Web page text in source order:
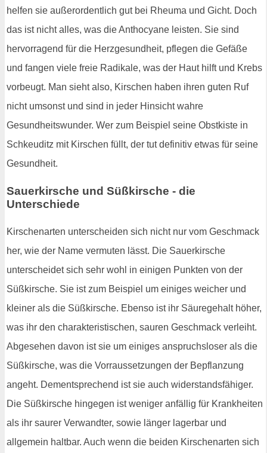
helfen sie außerordentlich gut bei Rheuma und Gicht. Doch
das ist nicht alles, was die Anthocyane leisten. Sie sind
hervorragend für die Herzgesundheit, pflegen die Gefäße
und fangen viele freie Radikale, was der Haut hilft und Krebs
vorbeugt. Man sieht also, Kirschen haben ihren guten Ruf
nicht umsonst und sind in jeder Hinsicht wahre
Gesundheitswunder. Wer zum Beispiel seine Obstkiste in
Schkeuditz mit Kirschen füllt, der tut definitiv etwas für seine
Gesundheit.
Sauerkirsche und Süßkirsche - die
Unterschiede
Kirschenarten unterscheiden sich nicht nur vom Geschmack
her, wie der Name vermuten lässt. Die Sauerkirsche
unterscheidet sich sehr wohl in einigen Punkten von der
Süßkirsche. Sie ist zum Beispiel um einiges weicher und
kleiner als die Süßkirsche. Ebenso ist ihr Säuregehalt höher,
was ihr den charakteristischen, sauren Geschmack verleiht.
Abgesehen davon ist sie um einiges anspruchsloser als die
Süßkirsche, was die Vorraussetzungen der Bepflanzung
angeht. Dementsprechend ist sie auch widerstandsfähiger.
Die Süßkirsche hingegen ist weniger anfällig für Krankheiten
als ihr saurer Verwandter, sowie länger lagerbar und
allgemein haltbar. Auch wenn die beiden Kirschenarten sich